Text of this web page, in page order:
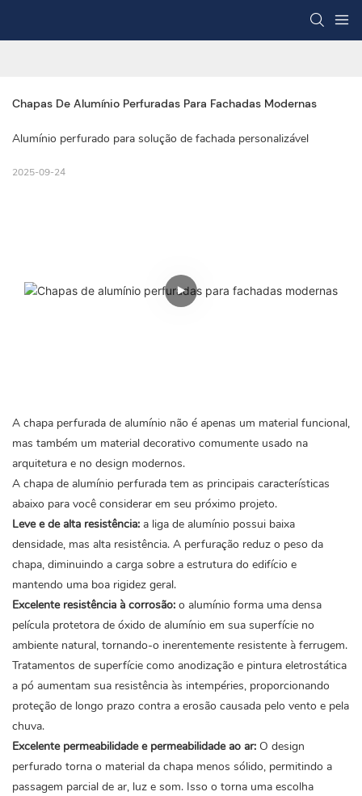
Chapas De Alumínio Perfuradas Para Fachadas Modernas
Alumínio perfurado para solução de fachada personalizável
2025-09-24
A chapa perfurada de alumínio não é apenas um material funcional,
mas também um material decorativo comumente usado na
arquitetura e no design modernos.
A chapa de alumínio perfurada tem as principais características
abaixo para você considerar em seu próximo projeto.
Leve e de alta resistência: a liga de alumínio possui baixa
densidade, mas alta resistência. A perfuração reduz o peso da
chapa, diminuindo a carga sobre a estrutura do edifício e
mantendo uma boa rigidez geral.
Excelente resistência à corrosão: o alumínio forma uma densa
película protetora de óxido de alumínio em sua superfície no
ambiente natural, tornando-o inerentemente resistente à ferrugem.
Tratamentos de superfície como anodização e pintura eletrostática
a pó aumentam sua resistência às intempéries, proporcionando
proteção de longo prazo contra a erosão causada pelo vento e pela
chuva.
Excelente permeabilidade e permeabilidade ao ar: O design
perfurado torna o material da chapa menos sólido, permitindo a
passagem parcial de ar, luz e som. Isso o torna uma escolha